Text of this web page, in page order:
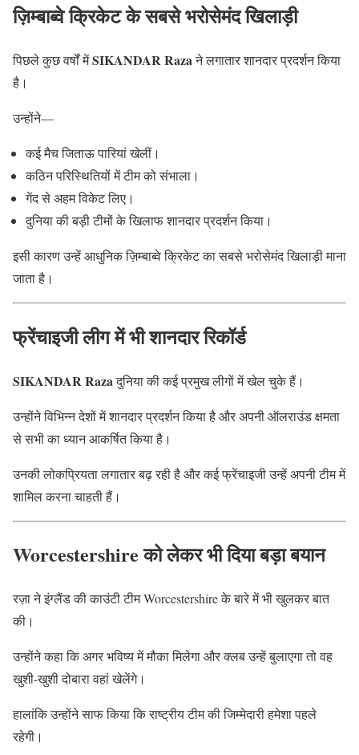
ज़िम्बाब्वे क्रिकेट के सबसे भरोसेमंद खिलाड़ी
पिछले कुछ वर्षों मेंSIKANDAR Razaने लगातार शानदार प्रदर्शन किया
है।
उन्होंने—
कई मैच जिताऊ पारियां खेलीं।
कठिन परिस्थितियों में टीम को संभाला।
गेंद से अहम विकेट लिए।
दुनिया की बड़ी टीमों के खिलाफ शानदार प्रदर्शन किया।
इसी कारण उन्हें आधुनिक ज़िम्बाब्वे क्रिकेट का सबसे भरोसेमंद खिलाड़ी माना
जाता है।
फ्रेंचाइजी लीग में भी शानदार रिकॉर्ड
SIKANDAR Razaदुनिया की कई प्रमुख लीगों में खेल चुके हैं।
उन्होंने विभिन्न देशों में शानदार प्रदर्शन किया है और अपनी ऑलराउंड क्षमता
से सभी का ध्यान आकर्षित किया है।
उनकी लोकप्रियता लगातार बढ़ रही है और कई फ्रेंचाइजी उन्हें अपनी टीम में
शामिल करना चाहती हैं।
Worcestershire को लेकर भी दिया बड़ा बयान
रज़ा ने इंग्लैंड की काउंटी टीम Worcestershire के बारे में भी खुलकर बात
की।
उन्होंने कहा कि अगर भविष्य में मौका मिलेगा और क्लब उन्हें बुलाएगा तो वह
खुशी-खुशी दोबारा वहां खेलेंगे।
हालांकि उन्होंने साफ किया कि राष्ट्रीय टीम की जिम्मेदारी हमेशा पहले
रहेगी।